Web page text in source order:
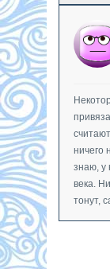
ничего
знаю, у
века.
тонут,